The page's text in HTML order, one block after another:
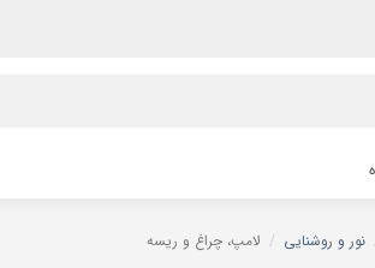
نور و روشنایی / لامپ، چراغ و ریسه